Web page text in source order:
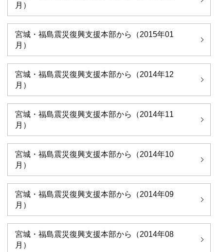
月）
宮城・福島震災復興支援本部から（2015年01
月）
宮城・福島震災復興支援本部から（2014年12
月）
宮城・福島震災復興支援本部から（2014年11
月）
宮城・福島震災復興支援本部から（2014年10
月）
宮城・福島震災復興支援本部から（2014年09
月）
宮城・福島震災復興支援本部から（2014年08
月）